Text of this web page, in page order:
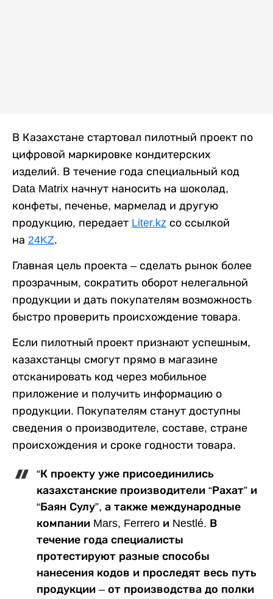
В Казахстане стартовал пилотный проект по
цифровой маркировке кондитерских
изделий. В течение года специальный код
Data Matrix начнут наносить на шоколад,
конфеты, печенье, мармелад и другую
продукцию, передает Liter.kz со ссылкой
на 24KZ.
Главная цель проекта – сделать рынок более
прозрачным, сократить оборот нелегальной
продукции и дать покупателям возможность
быстро проверить происхождение товара.
Если пилотный проект признают успешным,
казахстанцы смогут прямо в магазине
отсканировать код через мобильное
приложение и получить информацию о
продукции. Покупателям станут доступны
сведения о производителе, составе, стране
происхождения и сроке годности товара.
“К проекту уже присоединились
казахстанские производители “Рахат” и
“Баян Сулу”, а также международные
компании Mars, Ferrero и Nestlé. В
течение года специалисты
протестируют разные способы
нанесения кодов и проследят весь путь
продукции – от производства до полки